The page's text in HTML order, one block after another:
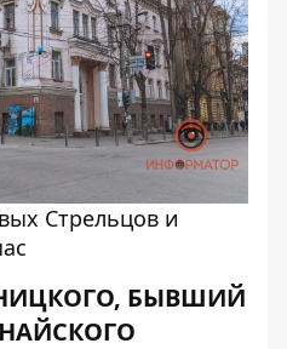
Стрельцов и
БЫВШИЙ